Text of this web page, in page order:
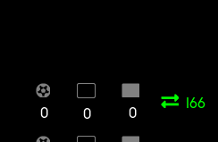
0 0 0
I66